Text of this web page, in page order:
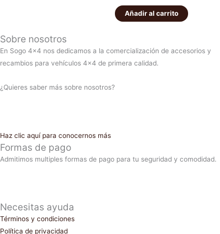
Añadir al carrito
Sobre nosotros
En Sogo 4×4 nos dedicamos a la comercialización de accesorios y
recambios para vehículos 4×4 de primera calidad.
¿Quieres saber más sobre nosotros?
Haz clic aquí para conocernos más
Formas de pago
Admitimos multiples formas de pago para tu seguridad y comodidad.
Necesitas ayuda
Términos y condiciones
Política de privacidad